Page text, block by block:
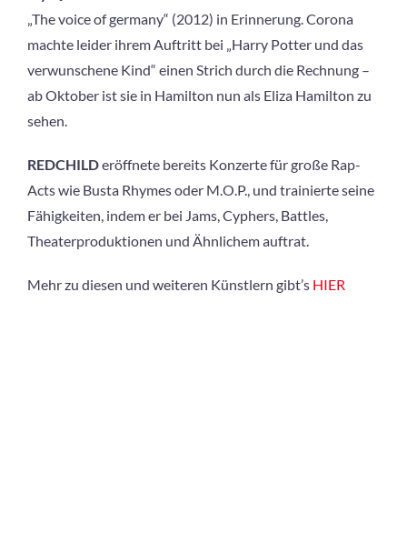
„The voice of germany“ (2012) in Erinnerung. Corona
machte leider ihrem Auftritt bei „Harry Potter und das
verwunschene Kind“ einen Strich durch die Rechnung –
ab Oktober ist sie in Hamilton nun als Eliza Hamilton zu
sehen.
REDCHILDeröffnete bereits Konzerte für große Rap-
Acts wie Busta Rhymes oder M.O.P., und trainierte seine
Fähigkeiten, indem er bei Jams, Cyphers, Battles,
Theaterproduktionen und Ähnlichem auftrat.
Mehr zu diesen und weiteren Künstlern gibt’s HIER